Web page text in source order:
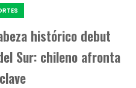
histórico debut
Sur: chileno afronta